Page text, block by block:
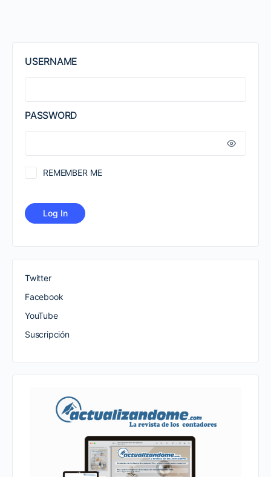
USERNAME
PASSWORD
REMEMBER ME
Twitter
Facebook
YouTube
Suscripción